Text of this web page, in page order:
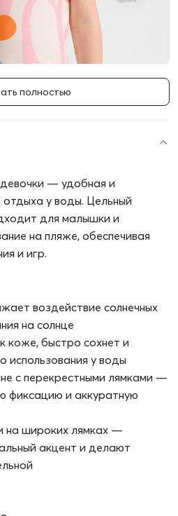
полностью
— удобная и
у воды. Цельный
для малышки и
на пляже, обеспечивая
и игр.
воздействие солнечных
на солнце
коже, быстро сохнет и
использования у воды
с перекрестными лямками —
фиксацию и аккуратную
на широких лямках —
акцент и делают